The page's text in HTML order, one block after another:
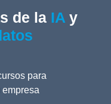
de la IA y
para